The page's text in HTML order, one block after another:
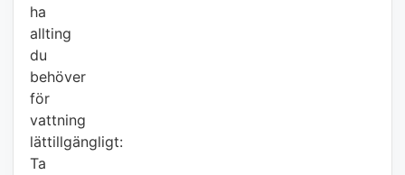
ha
allting
du
behöver
för
vattning
lättillgängligt:
Ta